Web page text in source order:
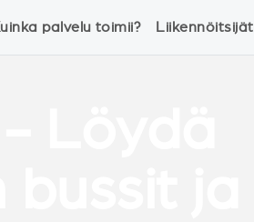
palvelu toimii? Liikennöitsijät